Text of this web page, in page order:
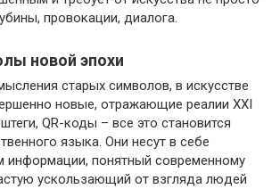
провокации, диалога.
новой эпохи
старых символов, в искусстве
новые, отражающие реалии XXI
QR-коды – все это становится
языка. Они несут в себе
информации, понятный современному
ускользающий от взгляда людей